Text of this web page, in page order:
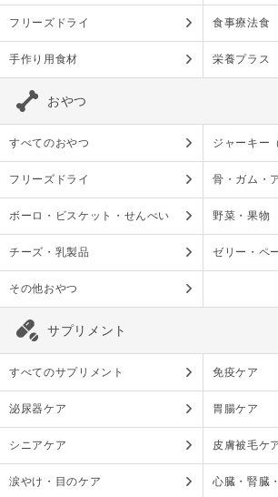
フリーズドライ 食事療法食
手作り用食材 栄養プラス
おやつ
すべてのおやつ ジャーキー
フリーズドライ 骨・ガム・
ボーロ・ビスケット・せんべい 野菜・果物
チーズ・乳製品 ゼリー・ペ
その他おやつ
サプリメント
すべてのサプリメント 免疫ケア
泌尿器ケア 胃腸ケア
シニアケア 皮膚被毛ケ
涙やけ・目のケア 心臓・腎臓